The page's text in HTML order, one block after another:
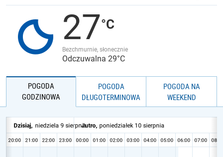
JAKOŚĆ POWIETRZA27
Bezchmurnie, słonecznie
Odczuwalna 29°C
POGODA
GODZINOWA
POGODA
DŁUGOTERMINOWA
POGODA NA
WEEKEND